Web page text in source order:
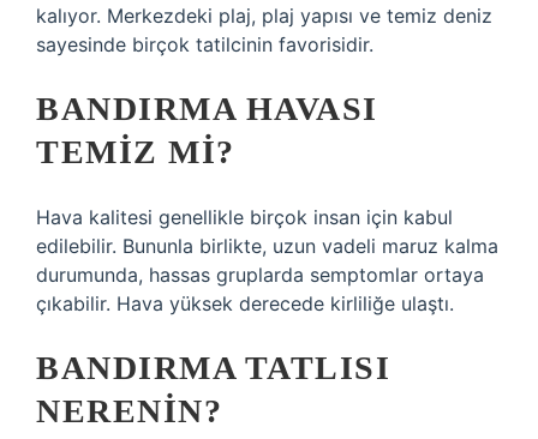
kalıyor. Merkezdeki plaj, plaj yapısı ve temiz deniz
sayesinde birçok tatilcinin favorisidir.
BANDIRMA HAVASI
TEMIZ MI?
Hava kalitesi genellikle birçok insan için kabul
edilebilir. Bununla birlikte, uzun vadeli maruz kalma
durumunda, hassas gruplarda semptomlar ortaya
çıkabilir. Hava yüksek derecede kirliliğe ulaştı.
BANDIRMA TATLISI
NERENIN?